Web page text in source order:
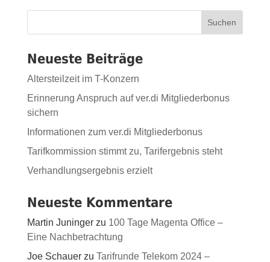
Suchen
Neueste Beiträge
Altersteilzeit im T-Konzern
Erinnerung Anspruch auf ver.di Mitgliederbonus
sichern
Informationen zum ver.di Mitgliederbonus
Tarifkommission stimmt zu, Tarifergebnis steht
Verhandlungsergebnis erzielt
Neueste Kommentare
Martin Juningerzu 100 Tage Magenta Office –
Eine Nachbetrachtung
Joe Schauerzu Tarifrunde Telekom 2024 –